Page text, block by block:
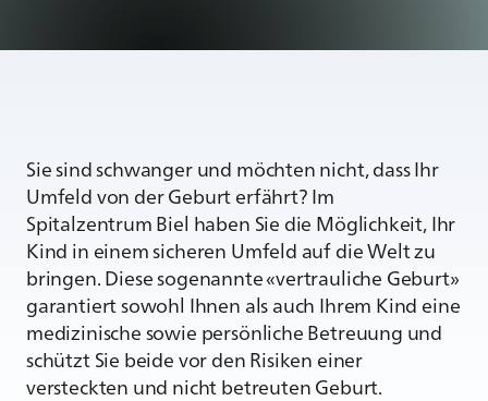
Sie sind schwanger und möchten nicht, dass Ihr
Umfeld von der Geburt erfährt? Im
Spitalzentrum Biel haben Sie die Möglichkeit, Ihr
Kind in einem sicheren Umfeld auf die Welt zu
bringen. Diese sogenannte «vertrauliche Geburt»
garantiert sowohl Ihnen als auch Ihrem Kind eine
medizinische sowie persönliche Betreuung und
schützt Sie beide vor den Risiken einer
versteckten und nicht betreuten Geburt.